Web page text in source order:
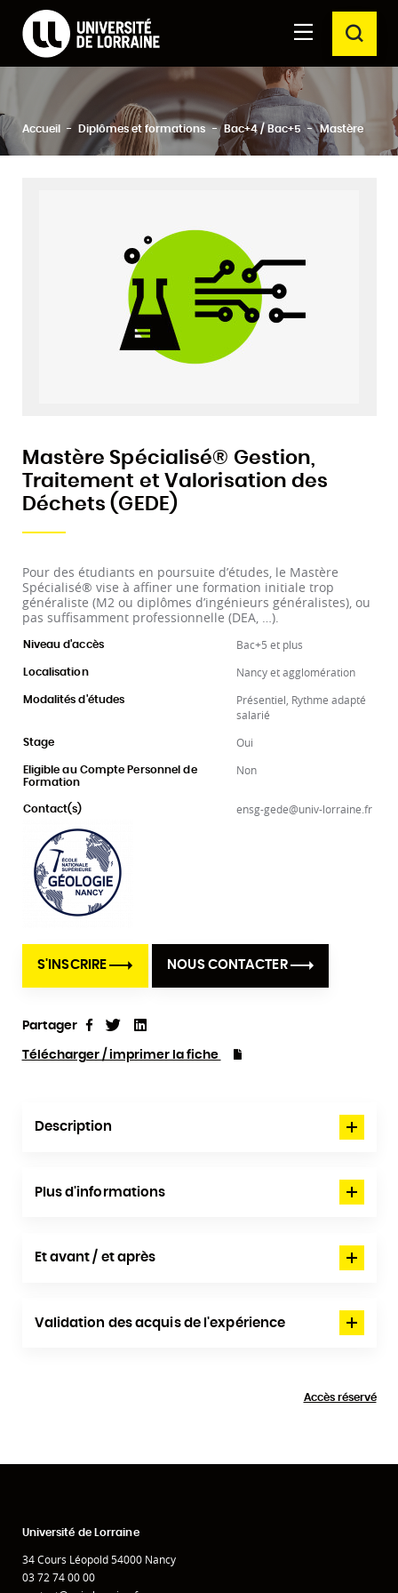
contenu
principal
moteur
de
recherche
Rechercher
Accueil Diplômes et formations Bac+4 / Bac+5 Mastère
Mastère Spécialisé® Gestion,
Traitement et Valorisation des
Déchets (GEDE)
Pour des étudiants en poursuite d’études, le Mastère
Spécialisé® vise à affiner une formation initiale trop
généraliste (M2 ou diplômes d’ingénieurs généralistes), ou
pas suffisamment professionnelle (DEA, …).
Niveau d'accès Bac+5 et plus
Localisation Nancy et agglomération
Modalités d'études
Présentiel, Rythme adapté
salarié
Stage Oui
Eligible au Compte Personnel de
Formation
Non
Contact(s) ensg-gede@univ-lorraine.fr
S'INSCRIRE NOUS CONTACTER
Partager PartagerTweet
Télécharger / imprimer la fiche
Description
Plus d'informations
Et avant / et après
Validation des acquis de l'expérience
Accès réservé
Université de Lorraine
34 Cours Léopold 54000 Nancy
03 72 74 00 00